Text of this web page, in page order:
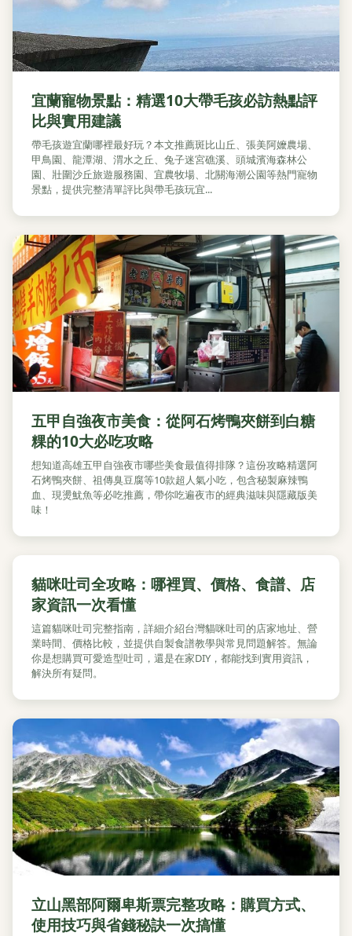
宜蘭寵物景點：精選10大帶毛孩必訪熱點評
比與實用建議
帶毛孩遊宜蘭哪裡最好玩？本文推薦斑比山丘、張美阿嬤農場、
甲鳥園、龍潭湖、渭水之丘、兔子迷宮礁溪、頭城濱海森林公
園、壯圍沙丘旅遊服務園、宜農牧場、北關海潮公園等熱門寵物
景點，提供完整清單評比與帶毛孩玩宜...
五甲自強夜市美食：從阿石烤鴨夾餅到白糖
粿的10大必吃攻略
想知道高雄五甲自強夜市哪些美食最值得排隊？這份攻略精選阿
石烤鴨夾餅、祖傳臭豆腐等10款超人氣小吃，包含秘製麻辣鴨
血、現燙魷魚等必吃推薦，帶你吃遍夜市的經典滋味與隱藏版美
味！
貓咪吐司全攻略：哪裡買、價格、食譜、店
家資訊一次看懂
這篇貓咪吐司完整指南，詳細介紹台灣貓咪吐司的店家地址、營
業時間、價格比較，並提供自製食譜教學與常見問題解答。無論
你是想購買可愛造型吐司，還是在家DIY，都能找到實用資訊，
解決所有疑問。
立山黑部阿爾卑斯票完整攻略：購買方式、
使用技巧與省錢秘訣一次搞懂